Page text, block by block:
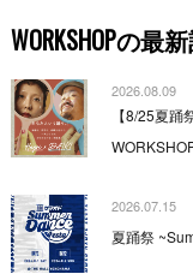
WORKSHOPの最
2026.08.09
【8/25夏
2026.07.15
夏踊祭